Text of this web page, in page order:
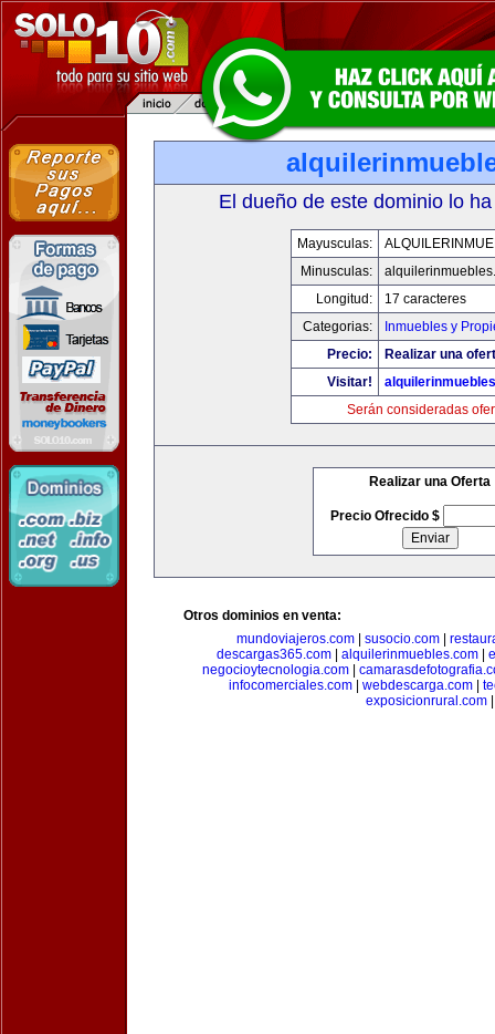
El dueño de este dominio lo
Mayusculas:
Minusculas:
Longitud:
17 caracteres
Categorias:
Inmuebles y
Precio:
Realizar una
Visitar!
Serán consideradas
Realizar una Oferta
Precio Ofrecido $
Otros dominios en venta:
mundoviajeros.com| susocio.com|
descargas365.com| alquilerinmuebles.com|
negocioytecnologia.com
infocomerciales.com| webdescarga.com|
exposicionrural.com